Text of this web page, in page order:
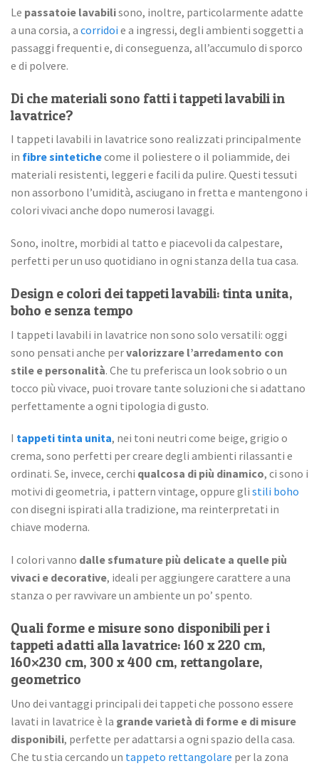
Le passatoie lavabilisono, inoltre, particolarmente adatte
a una corsia, a corridoi e a ingressi, degli ambienti soggetti a
passaggi frequenti e, di conseguenza, all’accumulo di sporco
e di polvere.
Di che materiali sono fatti i tappeti lavabili in
lavatrice?
I tappeti lavabili in lavatrice sono realizzati principalmente
in fibre sintetichecome il poliestere o il poliammide, dei
materiali resistenti, leggeri e facili da pulire. Questi tessuti
non assorbono l’umidità, asciugano in fretta e mantengono i
colori vivaci anche dopo numerosi lavaggi.
Sono, inoltre, morbidi al tatto e piacevoli da calpestare,
perfetti per un uso quotidiano in ogni stanza della tua casa.
Design e colori dei tappeti lavabili: tinta unita,
boho e senza tempo
I tappeti lavabili in lavatrice non sono solo versatili: oggi
sono pensati anche pervalorizzare l’arredamento con
stile e personalità. Che tu preferisca un look sobrio o un
tocco più vivace, puoi trovare tante soluzioni che si adattano
perfettamente a ogni tipologia di gusto.
I tappeti tinta unita, nei toni neutri come beige, grigio o
crema, sono perfetti per creare degli ambienti rilassanti e
ordinati. Se, invece, cerchi qualcosa di più dinamico, ci sono i
motivi di geometria, i pattern vintage, oppure gli stili boho
con disegni ispirati alla tradizione, ma reinterpretati in
chiave moderna.
I colori vanno dalle sfumature più delicate a quelle più
vivaci e decorative, ideali per aggiungere carattere a una
stanza o per ravvivare un ambiente un po’ spento.
Quali forme e misure sono disponibili per i
tappeti adatti alla lavatrice: 160 x 220 cm,
160×230 cm, 300 x 400 cm, rettangolare,
geometrico
Uno dei vantaggi principali dei tappeti che possono essere
lavati in lavatrice è la grande varietà di forme e di misure
disponibili, perfette per adattarsi a ogni spazio della casa.
Che tu stia cercando un tappeto rettangolare per la zona